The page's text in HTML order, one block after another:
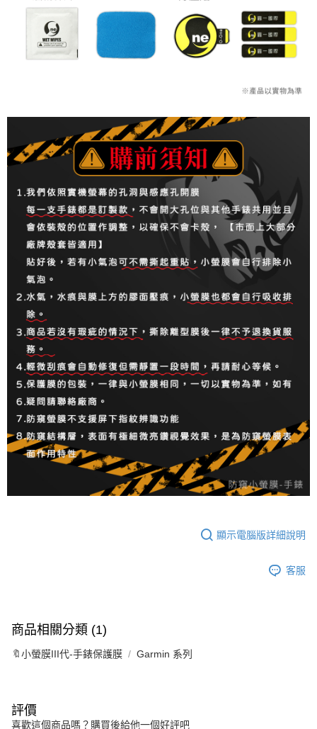
顯示電腦版詳細說明
客服
商品相關分類 (1)
🔖小螢膜III代-手錶保護膜 Garmin 系列
評價
喜歡這個商品嗎？購買後給他一個好評吧